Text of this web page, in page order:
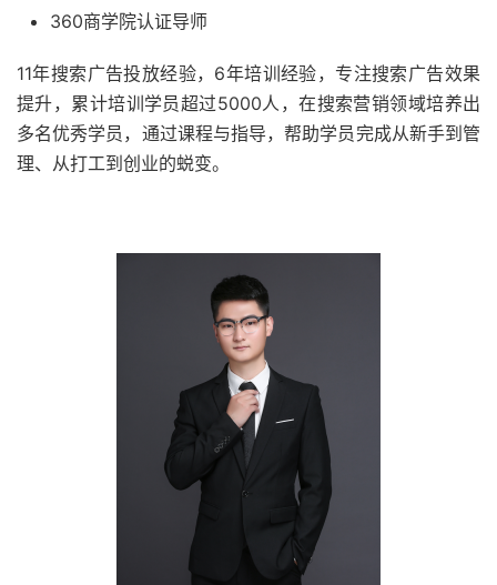
360商学院认证导师
11年搜索广告投放经验，6年培训经验，专注搜索广告效果
提升，累计培训学员超过5000人，在搜索营销领域培养出
多名优秀学员，通过课程与指导，帮助学员完成从新手到管
理、从打工到创业的蜕变。